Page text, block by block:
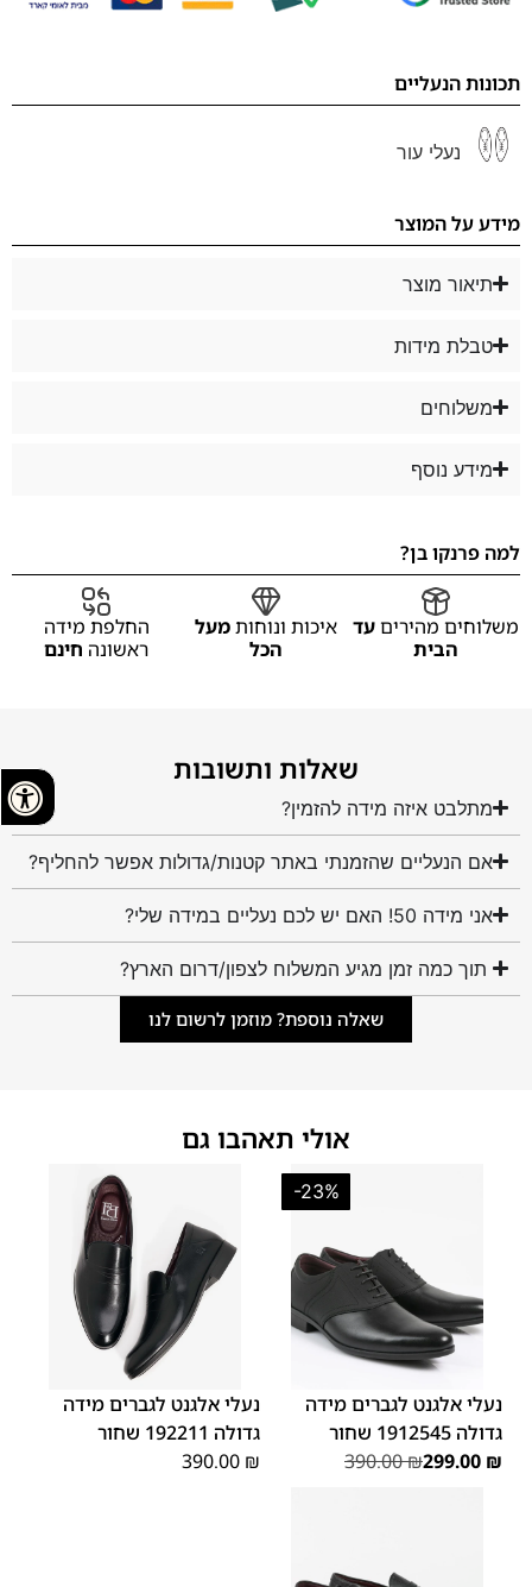
תכונות הנעליים
נעלי עור
מידע על המוצר
תיאור מוצר
טבלת מידות
משלוחים
מידע נוסף
למה פרנקו בן?
משלוחים מהיריםעד
הבית
איכות ונוחותמעל
הכל
החלפת מידה
ראשונה חינם
שאלות ותשובות
מתלבט איזה מידה להזמין?
אם הנעליים שהזמנתי באתר קטנות/גדולות אפשר להחליף?
אני מידה 50! האם יש לכם נעליים במידה שלי?
תוך כמה זמן מגיע המשלוח לצפון/דרום הארץ?
שאלה נוספת? מוזמן לרשום לנו
אולי תאהבו גם
-23%
נעלי אלגנט לגברים מידה
גדולה 1912545 שחור
390.00₪299.00 ₪
נעלי אלגנט לגברים מידה
גדולה 192211 שחור
390.00 ₪